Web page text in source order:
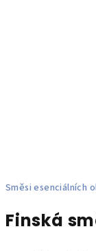
Směsi esenciálních
Finská